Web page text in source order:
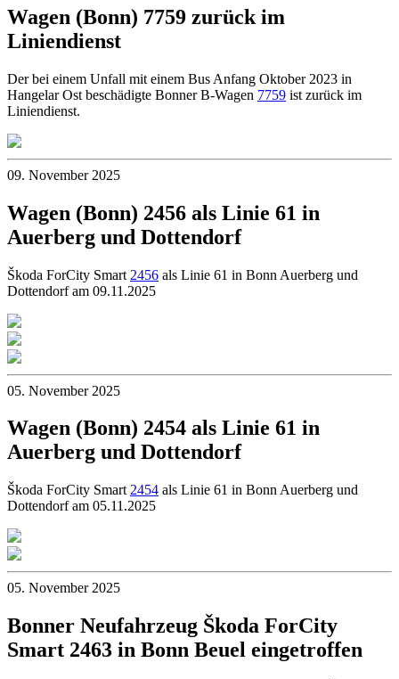
Wagen (Bonn) 7759 zurück im
Liniendienst
Der bei einem Unfall mit einem Bus Anfang Oktober 2023 in
Hangelar Ost beschädigte Bonner B-Wagen 7759 ist zurück im
Liniendienst.
09. November 2025
Wagen (Bonn) 2456 als Linie 61 in
Auerberg und Dottendorf
Škoda ForCity Smart 2456 als Linie 61 in Bonn Auerberg und
Dottendorf am 09.11.2025
05. November 2025
Wagen (Bonn) 2454 als Linie 61 in
Auerberg und Dottendorf
Škoda ForCity Smart 2454 als Linie 61 in Bonn Auerberg und
Dottendorf am 05.11.2025
05. November 2025
Bonner Neufahrzeug Škoda ForCity
Smart 2463 in Bonn Beuel eingetroffen